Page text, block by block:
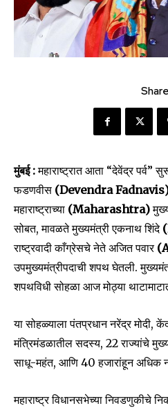
Share
मुंबई :महाराष्ट्रात आता “देवेंद्र
फडणवीस (Devendra
महाराष्ट्राच्या (Maharashtra)
सोबत, मावळते मुख्यमंत्री एकनाथ शिंदे
राष्ट्रवादी काँग्रेसचे नेते अजित पवार
उपमुख्यमंत्रीपदाची शपथ घेतली.
शपथविधी सोहळा आज मोठ्या
या सोहळ्याला पंतप्रधान नरेंद्र मोदी,
मंत्रिमंडळातील सदस्य, 22 राज्यांचे
साधू-महंत, आणि 40 हजारांहून अधिक
महाराष्ट्र विधानसभेच्या निवडणुकीचे